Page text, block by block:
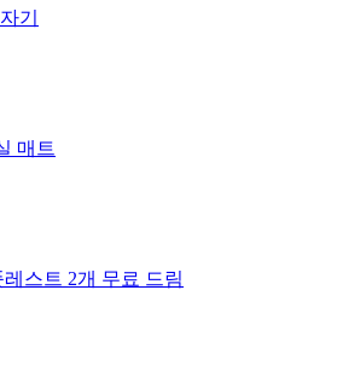
기
매트
스트 2개 무료 드림